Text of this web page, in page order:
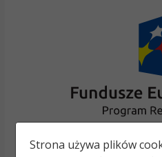
Strona używa plików